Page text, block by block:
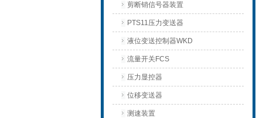
剪断销信号器装置
PTS11压力变送器
液位变送控制器WKD
流量开关FCS
压力显控器
位移变送器
测速装置